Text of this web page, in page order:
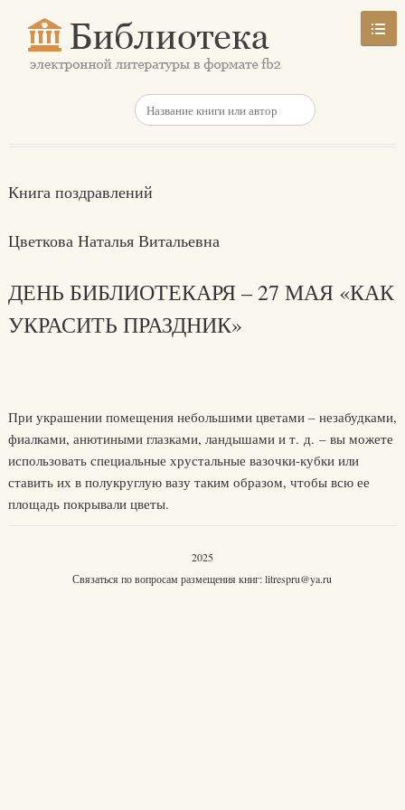
Книга поздравлений
Цветкова Наталья Витальевна
ДЕНЬ БИБЛИОТЕКАРЯ – 27 МАЯ «КАК
УКРАСИТЬ ПРАЗДНИК»
При украшении помещения небольшими цветами – незабудками,
фиалками, анютиными глазками, ландышами и т. д. – вы можете
использовать специальные хрустальные вазочки-кубки или
ставить их в полукруглую вазу таким образом, чтобы всю ее
площадь покрывали цветы.
2025
Связаться по вопросам размещения книг:litrespru@ya.ru